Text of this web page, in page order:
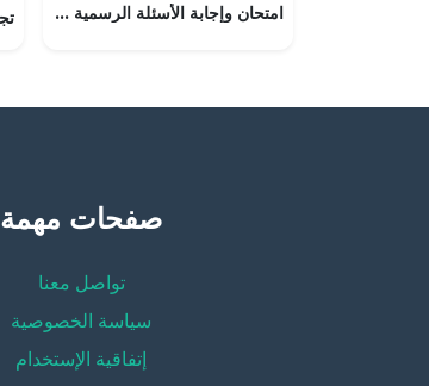
امتحان وإجابة الأسئلة الرسمية للفصل الدراسي الثاني الدور الأول (لغة انجليزية) السابع
صفحات مهمة
تواصل معنا
سياسة الخصوصية
إتفاقية الإستخدام